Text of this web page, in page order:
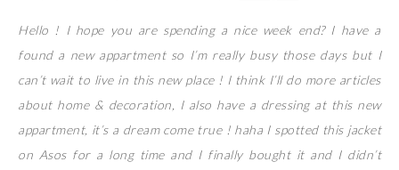
Hello ! I hope you are spending a nice week end? I have a
found a new appartment so I’m really busy those days but I
can’t wait to live in this new place ! I think I’ll do more articles
about home & decoration, I also have a dressing at this new
appartment, it’s a dream come true ! haha I spotted this jacket
on Asos for a long time and I finally bought it and I didn’t